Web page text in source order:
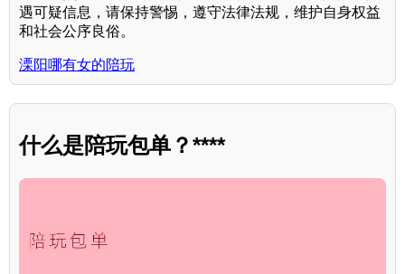
遇可疑信息，请保持警惕，遵守法律法规，维护自身权益
和社会公序良俗。
溧阳哪有女的陪玩
什么是陪玩包单？****